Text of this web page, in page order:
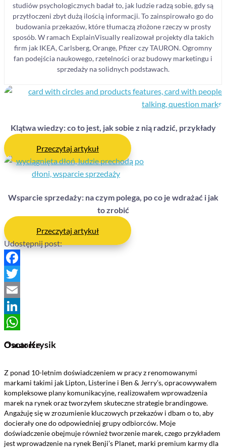
studiów psychologicznych badał to, jak ludzie radzą sobie, gdy są
przytłoczeni zbyt dużą ilością informacji. To zainspirowało go do
budowania przekazów, które tłumaczą złożone rzeczy w prosty
sposób. W ramach ExplainVisually realizował projekty dla takich
firm jak IKEA, Carlsberg, Orange, Pfizer czy TAURON. Ogromny
fan podejścia naukowego, rzetelności oraz budowy marketingu i
sprzedaży na solidnych podstawach.
Klątwa wiedzy: co to jest, jak sobie z nią radzić, przykłady
Przeczytaj artykuł
Wsparcie sprzedaży: na czym polega, po co je wdrażać i jak
to zrobić
Przeczytaj artykuł
Udostępnij post:
Facebook
Twitter
Email
LinkedIn
O autorze
Oscar Krysik
Z ponad 10-letnim doświadczeniem w pracy z renomowanymi
markami takimi jak Lipton, Listerine i Ben & Jerry’s, opracowywałem
kompleksowe plany komunikacyjne, realizowałem wprowadzenia
marek na rynek oraz tworzyłem skuteczne strategie brandingowe.
Angażuję się w zrozumienie kluczowych przekazów i dbam o to, aby
docierały one do odpowiedniej grupy odbiorców. Moje
doświadczenie obejmuje również tworzenie marek, czego przykładem
jest wprowadzenie na rynek Benji’s Planet, marki premium karmy dla